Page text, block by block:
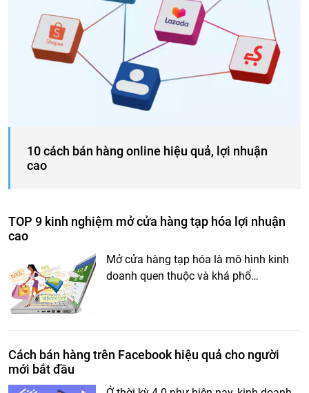
10 cách bán hàng online hiệu quả, lợi nhuận
cao
TOP 9 kinh nghiệm mở cửa hàng tạp hóa lợi nhuận
cao
Mở cửa hàng tạp hóa là mô hình kinh
doanh quen thuộc và khá phổ…
Cách bán hàng trên Facebook hiệu quả cho người
mới bắt đầu